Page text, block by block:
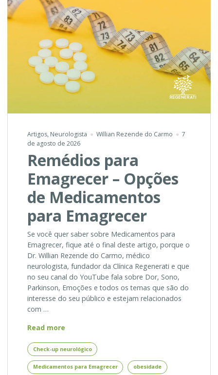
Artigos, Neurologista Willian Rezende do Carmo
7
de agosto de 2026
Remédios para
Emagrecer – Opções
de Medicamentos
para Emagrecer
Se você quer saber sobre Medicamentos para
Emagrecer, fique até o final deste artigo, porque o
Dr. Willian Rezende do Carmo, médico
neurologista, fundador da Clínica Regenerati e que
no seu canal do YouTube fala sobre Dor, Sono,
Parkinson, Emoções e todos os temas que são do
interesse do seu público e estejam relacionados
com …
Read more
Emagrecer
–
Opções
Check-up neurológico
Medicamentos para Emagrecer obesidade